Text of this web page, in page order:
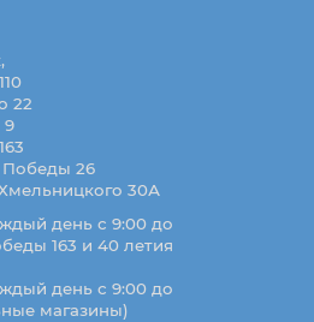
22
9
Победы 26
30А
день с 9:00 до
163 и 40 летия
день с 9:00 до
магазины)